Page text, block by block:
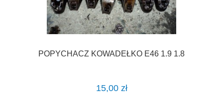
POPYCHACZ KOWADEŁKO E46 1.9 1.8
15,00 zł